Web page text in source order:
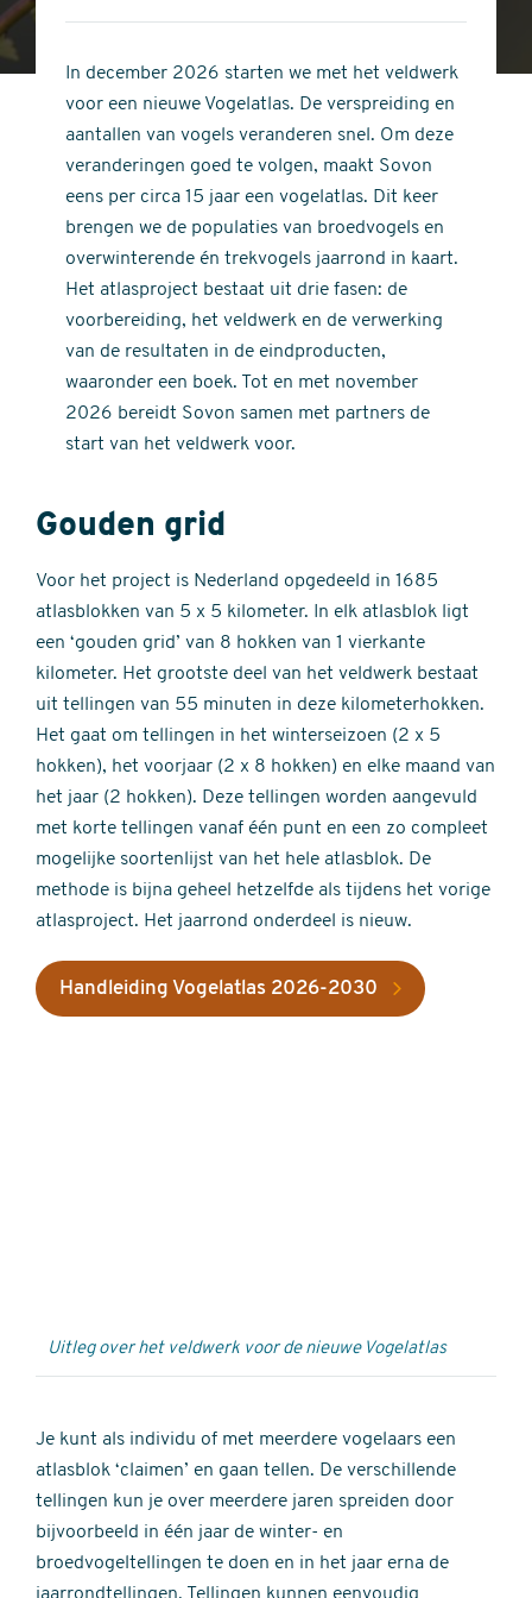
stars
of
stars
In december 2026 starten we met het veldwerk
voor een nieuwe Vogelatlas. De verspreiding en
aantallen van vogels veranderen snel. Om deze
veranderingen goed te volgen, maakt Sovon
eens per circa 15 jaar een vogelatlas. Dit keer
brengen we de populaties van broedvogels en
overwinterende én trekvogels jaarrond in kaart.
Het atlasproject bestaat uit drie fasen: de
voorbereiding, het veldwerk en de verwerking
van de resultaten in de eindproducten,
waaronder een boek. Tot en met november
2026 bereidt Sovon samen met partners de
start van het veldwerk voor.
Gouden grid
Voor het project is Nederland opgedeeld in 1685
atlasblokken van 5 x 5 kilometer. In elk atlasblok ligt
een ‘gouden grid’ van 8 hokken van 1 vierkante
kilometer. Het grootste deel van het veldwerk bestaat
uit tellingen van 55 minuten in deze kilometerhokken.
Het gaat om tellingen in het winterseizoen (2 x 5
hokken), het voorjaar (2 x 8 hokken) en elke maand van
het jaar (2 hokken). Deze tellingen worden aangevuld
met korte tellingen vanaf één punt en een zo compleet
mogelijke soortenlijst van het hele atlasblok. De
methode is bijna geheel hetzelfde als tijdens het vorige
atlasproject. Het jaarrond onderdeel is nieuw.
Handleiding Vogelatlas 2026-2030
Uitleg over het veldwerk voor de nieuwe Vogelatlas
Je kunt als individu of met meerdere vogelaars een
atlasblok ‘claimen’ en gaan tellen. De verschillende
tellingen kun je over meerdere jaren spreiden door
bijvoorbeeld in één jaar de winter- en
broedvogeltellingen te doen en in het jaar erna de